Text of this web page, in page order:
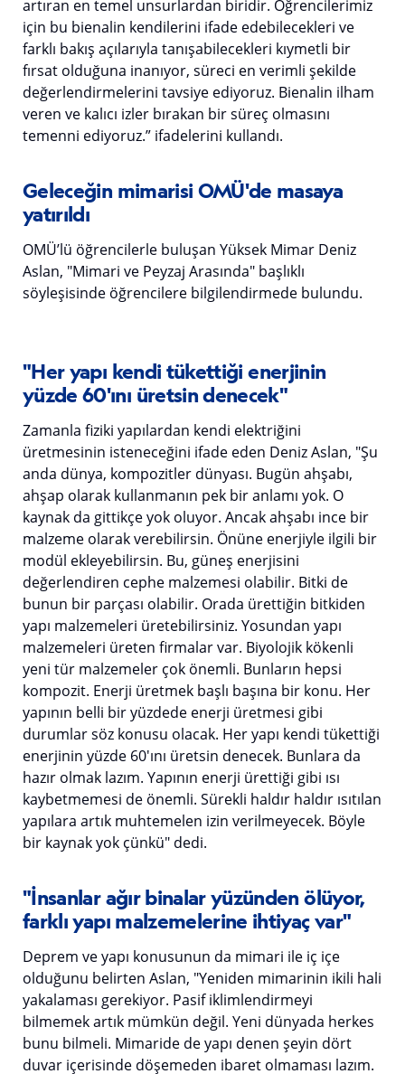
artıran en temel unsurlardan biridir. Öğrencilerimiz
için bu bienalin kendilerini ifade edebilecekleri ve
farklı bakış açılarıyla tanışabilecekleri kıymetli bir
fırsat olduğuna inanıyor, süreci en verimli şekilde
değerlendirmelerini tavsiye ediyoruz. Bienalin ilham
veren ve kalıcı izler bırakan bir süreç olmasını
temenni ediyoruz.” ifadelerini kullandı.
Geleceğin mimarisi OMÜ'de masaya
yatırıldı
OMÜ’lü öğrencilerle buluşan Yüksek Mimar Deniz
Aslan, "Mimari ve Peyzaj Arasında" başlıklı
söyleşisinde öğrencilere bilgilendirmede bulundu.
"Her yapı kendi tükettiği enerjinin
yüzde 60'ını üretsin denecek"
Zamanla fiziki yapılardan kendi elektriğini
üretmesinin isteneceğini ifade eden Deniz Aslan, "Şu
anda dünya, kompozitler dünyası. Bugün ahşabı,
ahşap olarak kullanmanın pek bir anlamı yok. O
kaynak da gittikçe yok oluyor. Ancak ahşabı ince bir
malzeme olarak verebilirsin. Önüne enerjiyle ilgili bir
modül ekleyebilirsin. Bu, güneş enerjisini
değerlendiren cephe malzemesi olabilir. Bitki de
bunun bir parçası olabilir. Orada ürettiğin bitkiden
yapı malzemeleri üretebilirsiniz. Yosundan yapı
malzemeleri üreten firmalar var. Biyolojik kökenli
yeni tür malzemeler çok önemli. Bunların hepsi
kompozit. Enerji üretmek başlı başına bir konu. Her
yapının belli bir yüzdede enerji üretmesi gibi
durumlar söz konusu olacak. Her yapı kendi tükettiği
enerjinin yüzde 60'ını üretsin denecek. Bunlara da
hazır olmak lazım. Yapının enerji ürettiği gibi ısı
kaybetmemesi de önemli. Sürekli haldır haldır ısıtılan
yapılara artık muhtemelen izin verilmeyecek. Böyle
bir kaynak yok çünkü" dedi.
"İnsanlar ağır binalar yüzünden ölüyor,
farklı yapı malzemelerine ihtiyaç var"
Deprem ve yapı konusunun da mimari ile iç içe
olduğunu belirten Aslan, "Yeniden mimarinin ikili hali
yakalaması gerekiyor. Pasif iklimlendirmeyi
bilmemek artık mümkün değil. Yeni dünyada herkes
bunu bilmeli. Mimaride de yapı denen şeyin dört
duvar içerisinde döşemeden ibaret olmaması lazım.